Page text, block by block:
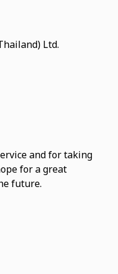
Ltd.
and for taking
for a great
future.